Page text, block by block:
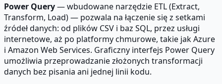
Power Query— wbudowane narzędzie ETL (Extract,
Transform, Load) — pozwala na łączenie się z setkami
źródeł danych: od plików CSV i baz SQL, przez usługi
internetowe, aż po platformy chmurowe, takie jak Azure
i Amazon Web Services. Graficzny interfejs Power Query
umożliwia przeprowadzanie złożonych transformacji
danych bez pisania ani jednej linii kodu.